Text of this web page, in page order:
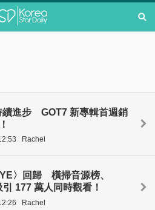
續進步 GOT7 新專輯首週銷
Rachel
〉回歸 橫掃音源榜、
177 萬人同時觀看！
Rachel